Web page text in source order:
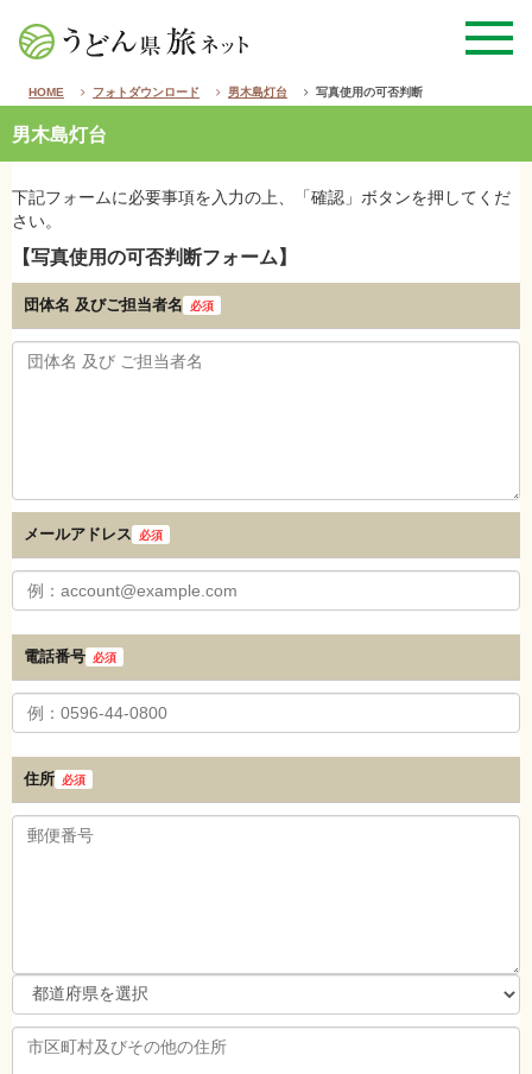
HOME フォトダウンロード 男木島灯台 写真使用の可否判断
男木島灯台
下記フォームに必要事項を入力の上、「確認」ボタンを押してくだ
さい。
【写真使用の可否判断フォーム】
団体名 及びご担当者名 必須
メールアドレス 必須
電話番号 必須
住所 必須